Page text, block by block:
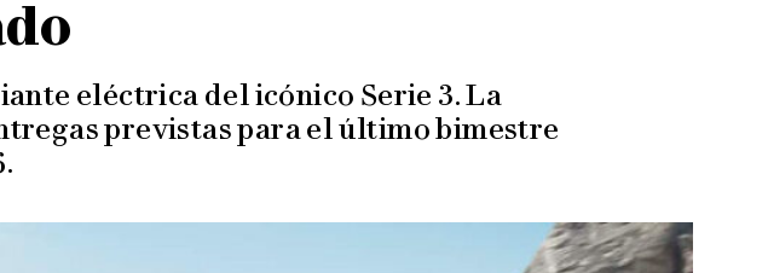
eléctrica del icónico Serie 3. La
previstas para el último bimestre